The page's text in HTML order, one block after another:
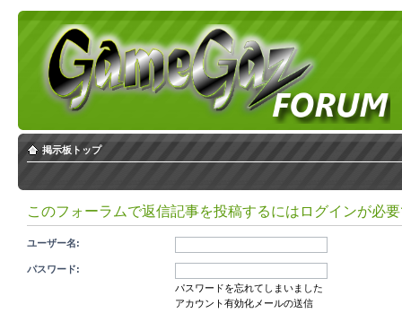
掲示板トップ
このフォーラムで返信記事を投稿するにはログインが必
ユーザー名:
パスワード:
パスワードを忘れてしまいました
アカウント有効化メールの送信